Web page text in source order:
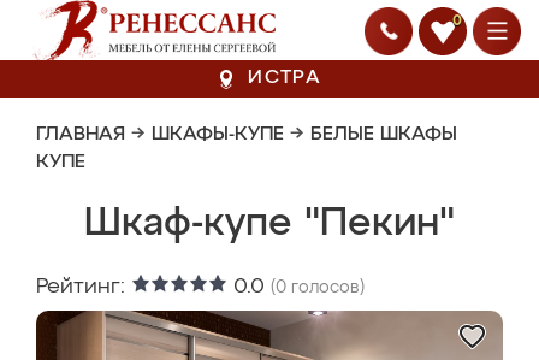
0
ИСТРА
ГЛАВНАЯ → ШКАФЫ-КУПЕ → БЕЛЫЕ ШКАФЫ
КУПЕ
Шкаф-купе "Пекин"
Рейтинг: 0.0 (0 голосов)